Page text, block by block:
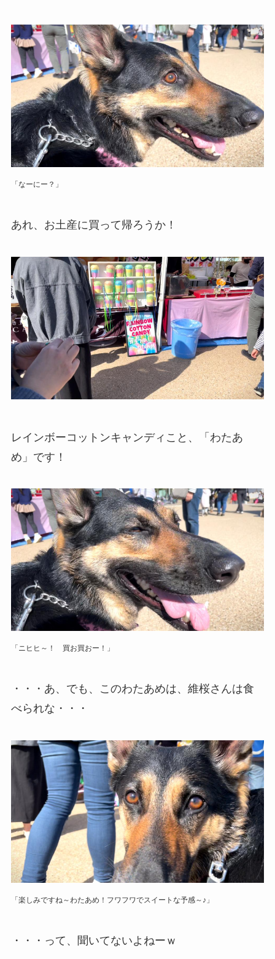
「なーにー？」
あれ、お土産に買って帰ろうか！
レインボーコットンキャンディこと、「わたあ
め」です！
「ニヒヒ～！ 買お買おー！」
・・・あ、でも、このわたあめは、維桜さんは食
べられな・・・
「楽しみですね～わたあめ！フワフワでスイートな予感～♪」
・・・って、聞いてないよねーｗ